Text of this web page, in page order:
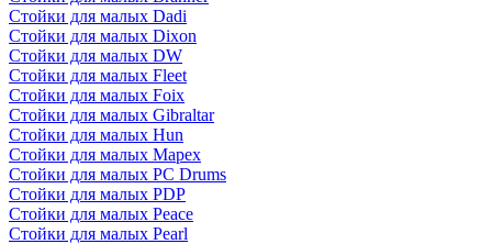
Стойки для малых Dadi
Стойки для малых Dixon
Стойки для малых DW
Стойки для малых Fleet
Стойки для малых Foix
Стойки для малых Gibraltar
Стойки для малых Hun
Стойки для малых Mapex
Стойки для малых PC Drums
Стойки для малых PDP
Стойки для малых Peace
Стойки для малых Pearl